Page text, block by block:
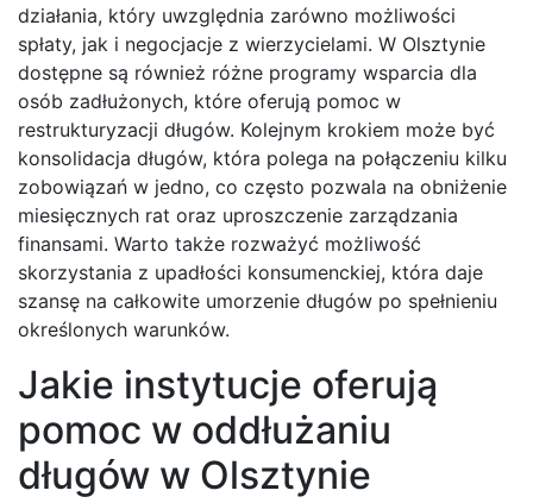
działania, który uwzględnia zarówno możliwości
spłaty, jak i negocjacje z wierzycielami. W Olsztynie
dostępne są również różne programy wsparcia dla
osób zadłużonych, które oferują pomoc w
restrukturyzacji długów. Kolejnym krokiem może być
konsolidacja długów, która polega na połączeniu kilku
zobowiązań w jedno, co często pozwala na obniżenie
miesięcznych rat oraz uproszczenie zarządzania
finansami. Warto także rozważyć możliwość
skorzystania z upadłości konsumenckiej, która daje
szansę na całkowite umorzenie długów po spełnieniu
określonych warunków.
Jakie instytucje oferują
pomoc w oddłużaniu
długów w Olsztynie